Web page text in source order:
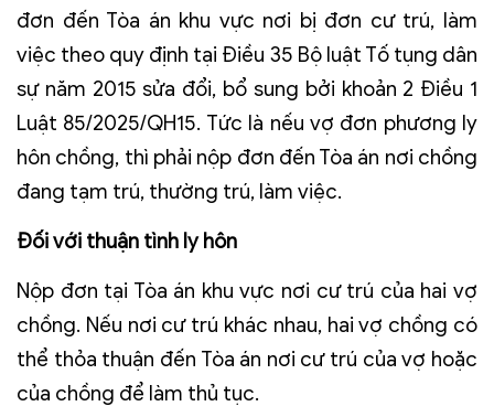
đơn đến Tòa án khu vực nơi bị đơn cư trú, làm
việc theo quy định tại Điều 35 Bộ luật Tố tụng dân
sự năm 2015 sửa đổi, bổ sung bởi khoản 2 Điều 1
Luật 85/2025/QH15. Tức là nếu vợ đơn phương ly
hôn chồng, thì phải nộp đơn đến Tòa án nơi chồng
đang tạm trú, thường trú, làm việc.
Đối với thuận tình ly hôn
Nộp đơn tại Tòa án khu vực nơi cư trú của hai vợ
chồng. Nếu nơi cư trú khác nhau, hai vợ chồng có
thể thỏa thuận đến Tòa án nơi cư trú của vợ hoặc
của chồng để làm thủ tục.